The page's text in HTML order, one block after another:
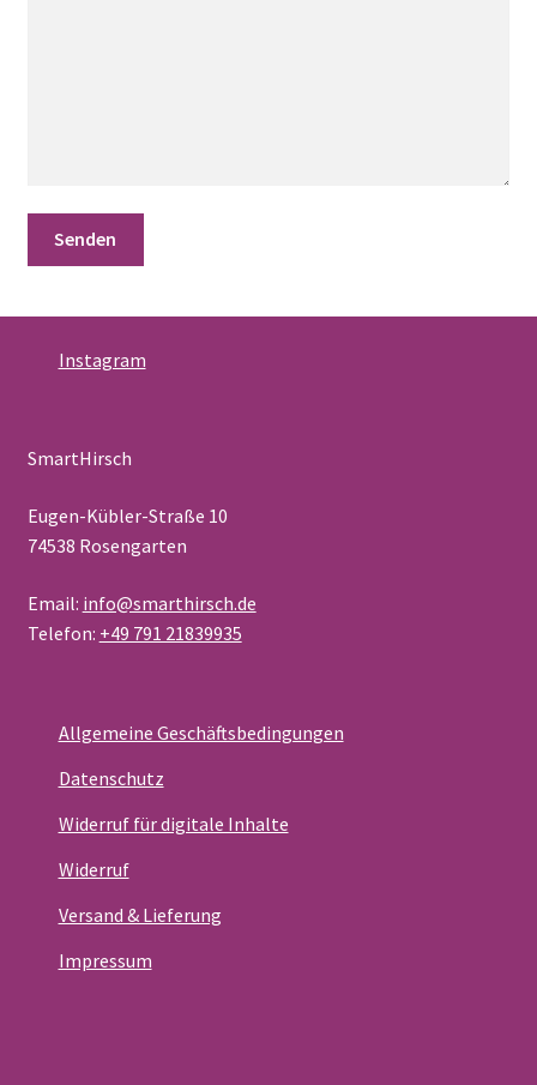
Instagram
SmartHirsch
Eugen-Kübler-Straße 10
74538 Rosengarten
Email: info@smarthirsch.de
Telefon: +49 791 21839935
Allgemeine Geschäftsbedingungen
Datenschutz
Widerruf für digitale Inhalte
Widerruf
Versand & Lieferung
Impressum